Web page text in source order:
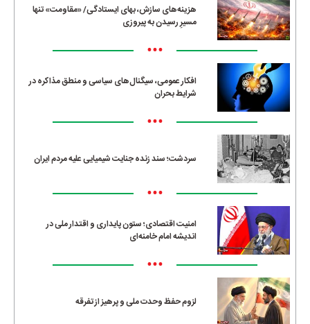
هزینه‌های سازش، بهای ایستادگی/ «مقاومت» تنها
مسیرِ رسیدن به پیروزی
•••
افکار عمومی، سیگنال‌های سیاسی و منطق مذاکره در
شرایط بحران
•••
سردشت؛ سند زنده جنایت شیمیایی علیه مردم ایران
•••
امنیت اقتصادی؛ ستون پایداری و اقتدار ملی در
اندیشه امام خامنه‌ای
•••
لزوم حفظ وحدت ملی و پرهیز از تفرقه